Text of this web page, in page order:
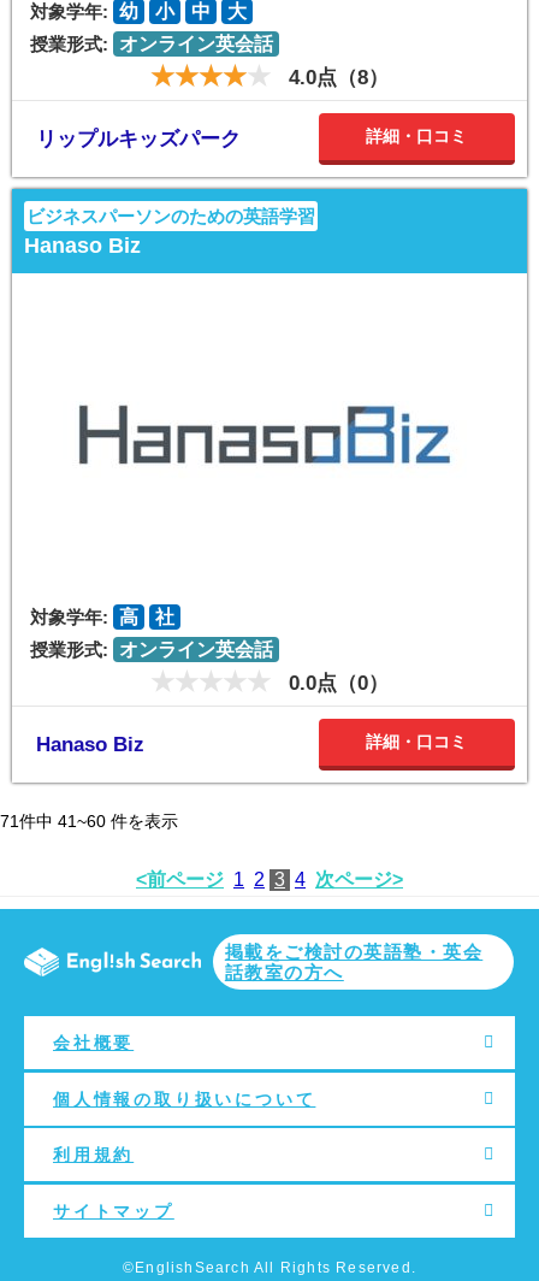
対象学年: 幼 小 中
大
授業形式:
オンライン英会話
4.0点（8）
リップルキッズパーク 詳細・口コミ
ビジネスパーソンのための英語学習
Hanaso Biz
対象学年: 高
社
授業形式:
オンライン英会話
0.0点（0）
Hanaso Biz 詳細・口コミ
71件中 41~60 件を表示
<前ページ 1 2 3 4 次ページ>
掲載をご検討の英語塾・英会
話教室の方へ
会社概要
個人情報の取り扱いについて
利用規約
サイトマップ
©EnglishSearch All Rights Reserved.